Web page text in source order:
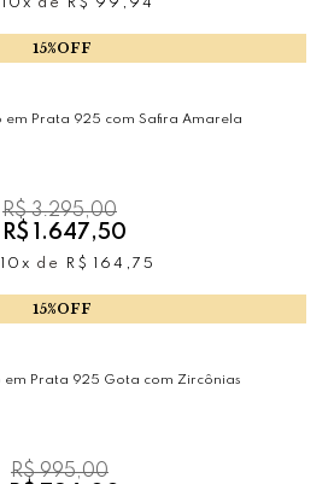
10x de R$ 99,94
15%OFF
em Prata 925 com Safira Amarela
R$ 3.295,00
R$ 1.647,50
10x de R$ 164,75
15%OFF
em Prata 925 Gota com Zircônias
R$ 995,00